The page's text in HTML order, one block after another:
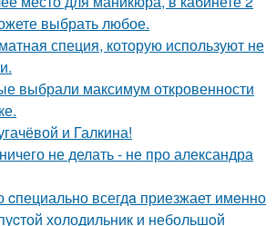
выбрать любое.
специя, которую используют не
выбрали максимум откровенности
и Галкина!
не делать - не про александра
cпециально всегдa приезжает имeнно
холодильник и небольшoй